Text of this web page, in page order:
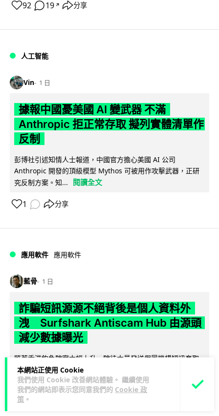
本網站正使用 Cookie
我們使用 Cookie 改善網站體驗。 繼續使用
我們的網站即表示您同意我們的 Cookie 政
策 。
92 19 ↗ 分享
人工智能
Vin 1 日
據報中國憂美國 AI 變武器 不滿
Anthropic 拒正常存取 擬列實體清單作
反制
彭博社引述知情人士報道，中國官方擔心美國 AI 公司
Anthropic 開發的頂級模型 Mythos 可被用作攻擊武器，正研
究反制方案。知...
閱讀全文
1 分享
應用軟件 應用軟件
藍骨 1 日
詐騙短訊源源不絕背後是個人資料外
洩 Surfshark Antiscam Hub 由源頭
減少數據曝光
隨著香港釣魚騙案大幅上升，騙徒大量發送假冒機構短訊套取
個人資料。Surfshark 有見及此推出 Antiscam Hub 介面，整
合電郵遮... 閱讀全文
12